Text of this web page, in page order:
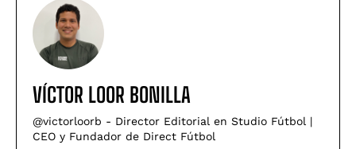
VÍCTOR LOOR BONILLA
@victorloorb - Director Editorial en Studio Fútbol |
CEO y Fundador de Direct Fútbol